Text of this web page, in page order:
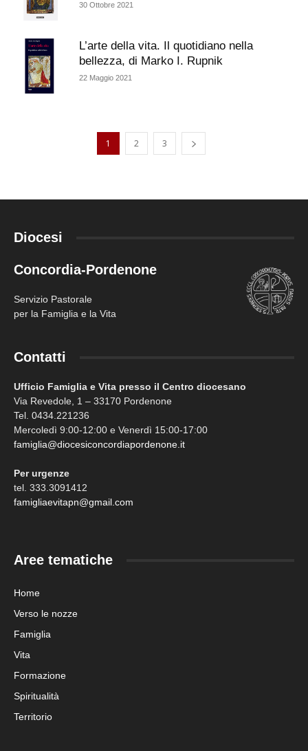
30 Ottobre 2021
L’arte della vita. Il quotidiano nella
bellezza, di Marko I. Rupnik
22 Maggio 2021
1 2 3
Diocesi
Concordia-Pordenone
Servizio Pastorale
per la Famiglia e la Vita
Contatti
Ufficio Famiglia e Vita presso il Centro diocesano
Via Revedole, 1 – 33170 Pordenone
Tel. 0434.221236
Mercoledì 9:00-12:00 e Venerdì 15:00-17:00
famiglia@diocesiconcordiapordenone.it
Per urgenze
tel. 333.3091412
famigliaevitapn@gmail.com
Aree tematiche
Home
Verso le nozze
Famiglia
Vita
Formazione
Spiritualità
Territorio